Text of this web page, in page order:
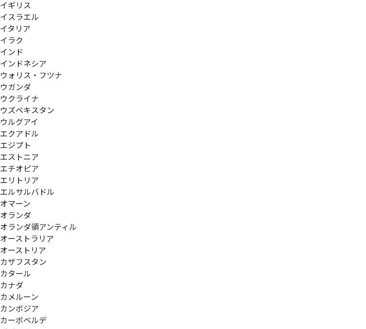
イギリス
イスラエル
イタリア
イラク
インド
インドネシア
ウォリス・フツナ
ウガンダ
ウクライナ
ウズベキスタン
ウルグアイ
エクアドル
エジプト
エストニア
エチオピア
エリトリア
エルサルバドル
オマーン
オランダ
オランダ領アンティル
オーストラリア
オーストリア
カザフスタン
カタール
カナダ
カメルーン
カンボジア
カーボベルデ